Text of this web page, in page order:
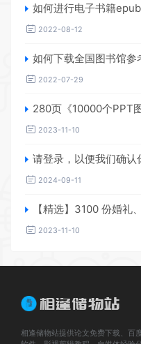
如何进行电子书籍epub、
2022-08-12
如何下载全国图书馆参
2022-07-29
280页《10000个PPT
2023-11-10
请登录，以便我们确认
2024-09-11
【精选】3100 份婚礼、年会、司仪主
2023-11-10
相逢储物站提供论文免费下载、百